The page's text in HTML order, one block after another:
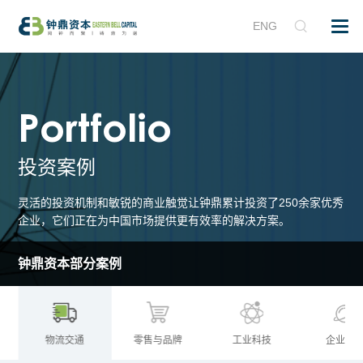
ENG
Portfolio
投资案例
灵活的投资机制和敏锐的商业触觉让钟鼎累计投资了250余家优秀
企业，它们正在为中国市场提供更有效率的解决方案。
钟鼎资本部分案例
物流交通 零售与品牌 工业科技 企业服